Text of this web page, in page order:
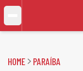
HOME PARAÍBA